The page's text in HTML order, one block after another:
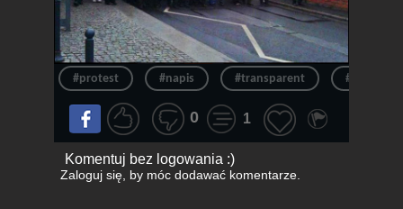
#protest #napis #transparent #strajk
0 1
Komentuj bez logowania :)
Zaloguj się, by móc dodawać komentarze.